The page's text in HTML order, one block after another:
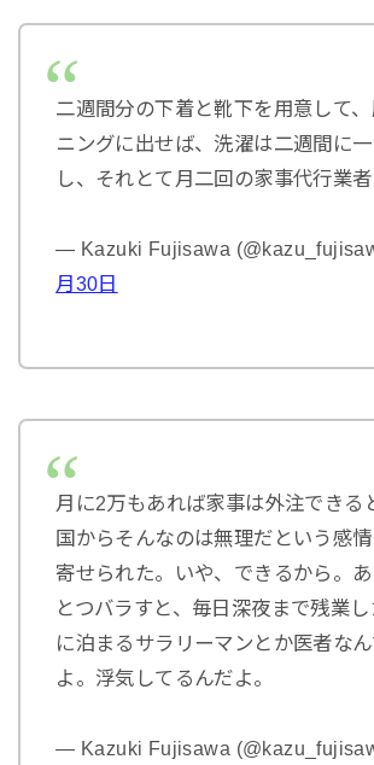
二週間分の下着と靴下を用意して
ニングに出せば、洗濯は二週間に
し、それとて月二回の家事代行業者
— Kazuki Fujisawa
月30日
月に2万もあれば家事は外注できる
国からそんなのは無理だという感
寄せられた。いや、できるから。
とつバラすと、毎日深夜まで残業
に泊まるサラリーマンとか医者な
よ。浮気してるんだよ。
— Kazuki Fujisawa